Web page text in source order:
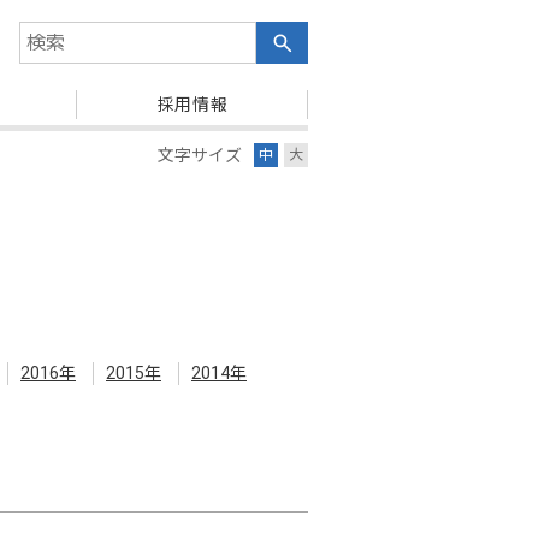
検索キーワード入力
採用情報
文字サイズ 中 大
2016年 2015年
2014年